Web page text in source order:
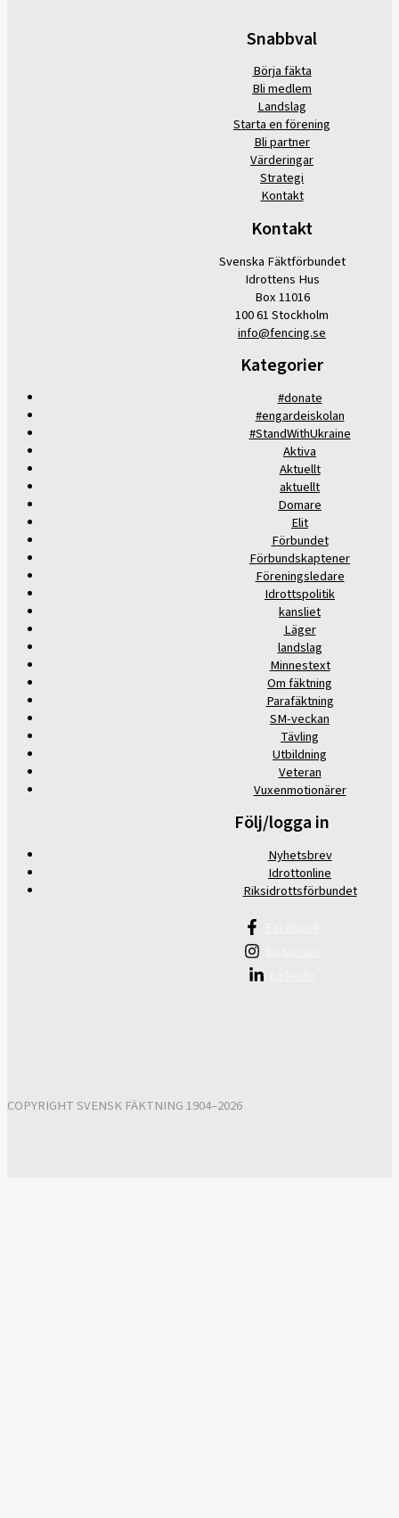
Snabbval
Börja fäkta
Bli medlem
Landslag
Starta en förening
Bli partner
Värderingar
Strategi
Kontakt
Kontakt
Svenska Fäktförbundet
Idrottens Hus
Box 11016
100 61 Stockholm
info@fencing.se
Kategorier
#donate
#engardeiskolan
#StandWithUkraine
Aktiva
Aktuellt
aktuellt
Domare
Elit
Förbundet
Förbundskaptener
Föreningsledare
Idrottspolitik
kansliet
Läger
landslag
Minnestext
Om fäktning
Parafäktning
SM-veckan
Tävling
Utbildning
Veteran
Vuxenmotionärer
Följ/logga in
Nyhetsbrev
Idrottonline
Riksidrottsförbundet
COPYRIGHT SVENSK FÄKTNING 1904–2026